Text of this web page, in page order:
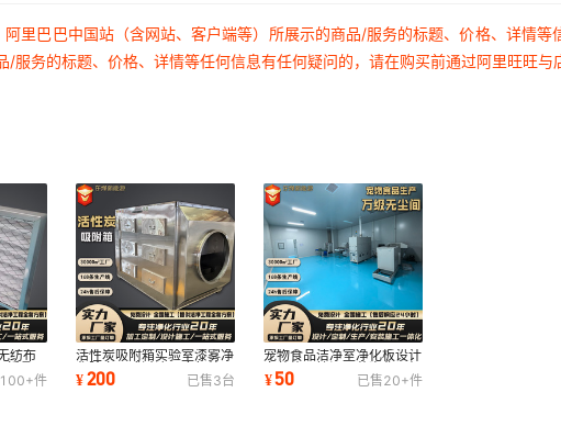
里巴巴中国站（含网站、客户端等）所展示的商品/服务的标题、价格、详情
务的标题、价格、详情等任何信息有任何疑问的，请在购买前通过阿里旺旺
纺布
叠风
100+件
活性炭吸附箱实验室漆雾净
化除臭干式过滤器废气处理
设备排烟
¥200 已售3台
宠物食品洁净室净化板设计
安装施工控温无菌净化百级
食品无尘车间
¥50 已售20+件